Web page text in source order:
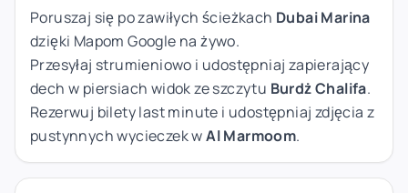
Poruszaj się po zawiłych ścieżkach Dubai Marina
dzięki Mapom Google na żywo.
Przesyłaj strumieniowo i udostępniaj zapierający
dech w piersiach widok ze szczytu Burdż Chalifa.
Rezerwuj bilety last minute i udostępniaj zdjęcia z
pustynnych wycieczek wAl Marmoom.